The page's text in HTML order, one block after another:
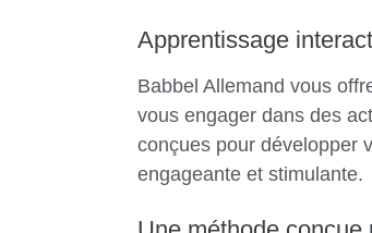
Apprentissage
Babbel Allemand vous
vous engager dans des
conçues pour développer
engageante et stimulante.